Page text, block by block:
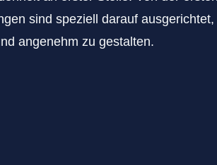
sind speziell darauf
angenehm zu gestalten.